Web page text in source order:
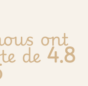
ont
de4.8